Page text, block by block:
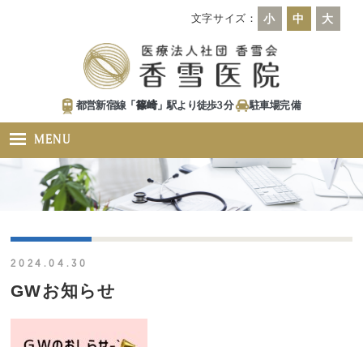
文字サイズ： 小 中 大
都営新宿線「篠崎」駅より徒歩3分 駐車場完備
MENU
2024.04.30
GWお知らせ